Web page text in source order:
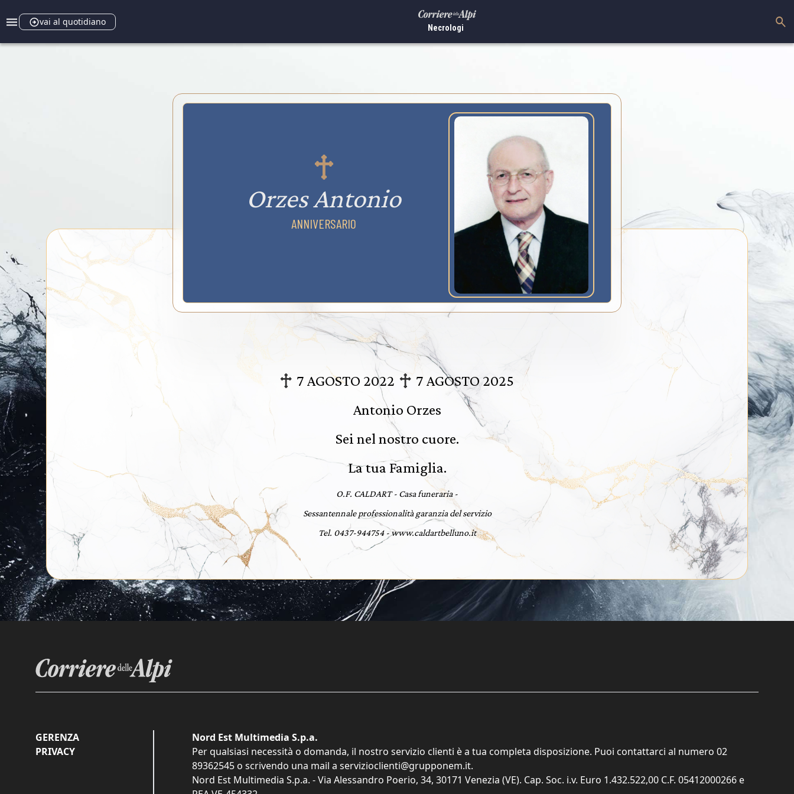
vai al quotidiano
Necrologi
Orzes Antonio
ANNIVERSARIO
7 AGOSTO 2022
7 AGOSTO 2025
Antonio Orzes
Sei nel nostro cuore.
La tua Famiglia.
O.F. CALDART - Casa funeraria -
Sessantennale professionalità garanzia del servizio
Tel. 0437-944754 - www.caldartbelluno.it
GERENZA
PRIVACY
Nord Est Multimedia S.p.a.
Per qualsiasi necessità o domanda, il nostro servizio clienti è a tua completa disposizione. Puoi contattarci al numero 02
89362545 o scrivendo una mail a servizioclienti@grupponem.it.
Nord Est Multimedia S.p.a. - Via Alessandro Poerio, 34, 30171 Venezia (VE). Cap. Soc. i.v. Euro 1.432.522,00 C.F. 05412000266 e